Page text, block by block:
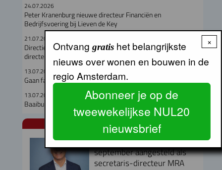
24.07.2026
Peter Kranenburg nieuwe directeur Financiën en
Bedrijfsvoering bij Lieven de Key
21.07.2026
Directieteam Eigen Haard compleet met twee nieuwe
directeuren
13.07.2026
Gaan fabriekswoningen het woningtekort lenigen?
13.07.2026
Baaibuurt West moet eigenzinnige woon-werkwijk worden
NUL20 NIEUWS
Armand van de Laar per 1
september aangesteld als
secretaris-directeur MRA
×
Ontvang gratishet belangrijkste
nieuws over wonen en bouwen in de
regio Amsterdam.
Abonneer je op de
tweewekelijkse NUL20
nieuwsbrief